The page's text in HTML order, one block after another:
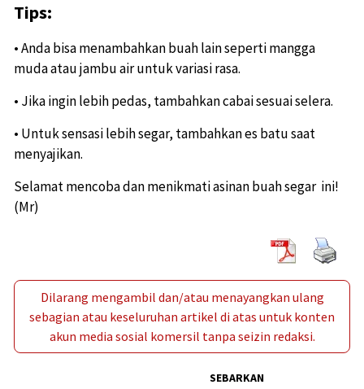
Tips:
• Anda bisa menambahkan buah lain seperti mangga
muda atau jambu air untuk variasi rasa.
• Jika ingin lebih pedas, tambahkan cabai sesuai selera.
• Untuk sensasi lebih segar, tambahkan es batu saat
menyajikan.
Selamat mencoba dan menikmati asinan buah segar ini!
(Mr)
Dilarang mengambil dan/atau menayangkan ulang
sebagian atau keseluruhan artikel di atas untuk konten
akun media sosial komersil tanpa seizin redaksi.
SEBARKAN